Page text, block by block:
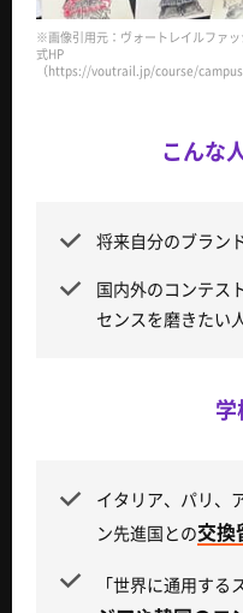
※画像引用元：ヴォートレイルファッ
式HP
こんな
将来自分のブラン
国内外のコンテス
センスを磨きたい
イタリア、パリ、
ン先進国との交換
「世界に通用する